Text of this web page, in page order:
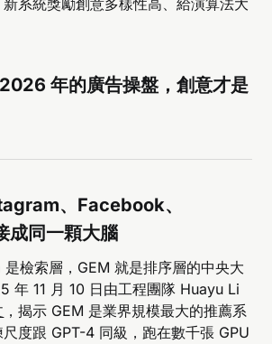
系統獎勵創意多樣性高、給演算法大
年的廣告操盤，創意才是
、Facebook、
同一顆大腦
檢索層，GEM 就是排序層的中央大
年 11 月 10 日由工程團隊 Huayu Li
，揭示 GEM 是業界規模最大的推薦系
度跟 GPT-4 同級，跑在數千張 GPU